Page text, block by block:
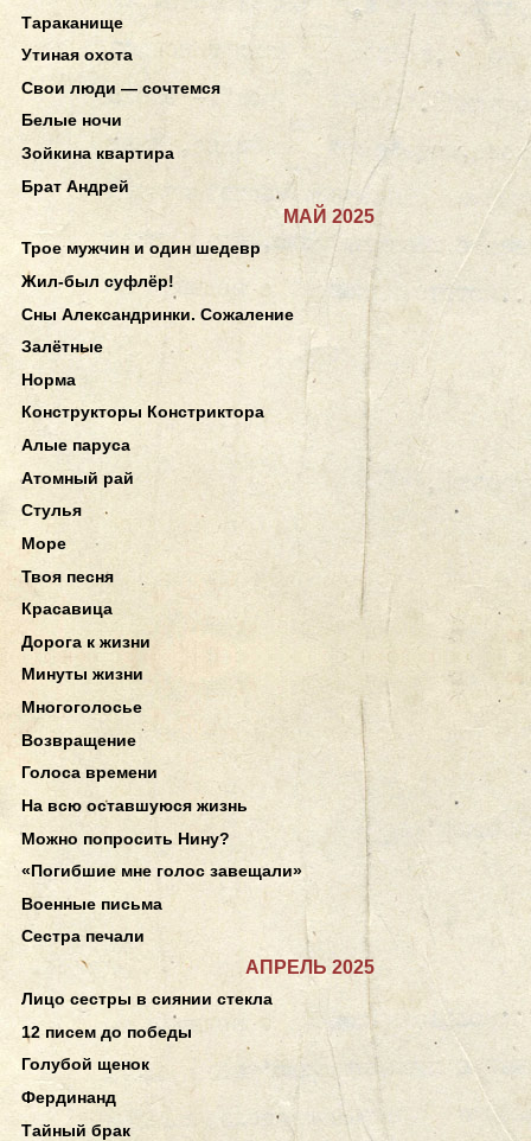
Тараканище
Утиная охота
Свои люди — сочтемся
Белые ночи
Зойкина квартира
Брат Андрей
МАЙ 2025
Трое мужчин и один шедевр
Жил-был суфлёр!
Сны Александринки. Сожаление
Залётные
Норма
Конструкторы Констриктора
Алые паруса
Атомный рай
Стулья
Море
Твоя песня
Красавица
Дорога к жизни
Минуты жизни
Многоголосье
Возвращение
Голоса времени
На всю оставшуюся жизнь
Можно попросить Нину?
«Погибшие мне голос завещали»
Военные письма
Сестра печали
АПРЕЛЬ 2025
Лицо сестры в сиянии стекла
12 писем до победы
Голубой щенок
Фердинанд
Тайный брак